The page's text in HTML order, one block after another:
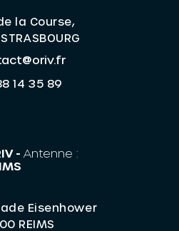
la Course,
14 35 89
- Antenne :
Eisenhower
REIMS